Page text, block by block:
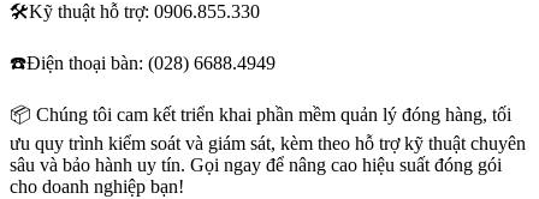
🛠️Kỹ thuật hỗ trợ: 0906.855.330
☎️Điện thoại bàn: (028) 6688.4949
📦 Chúng tôi cam kết triển khai phần mềm quản lý đóng hàng, tối
ưu quy trình kiểm soát và giám sát, kèm theo hỗ trợ kỹ thuật chuyên
sâu và bảo hành uy tín. Gọi ngay để nâng cao hiệu suất đóng gói
cho doanh nghiệp bạn!